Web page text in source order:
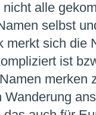
alle
selbst
merkt sich die
ist
merken